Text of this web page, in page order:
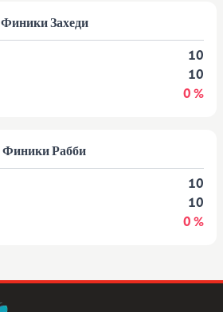
Финики Захеди
10
10
0 %
Финики Рабби
10
10
0 %